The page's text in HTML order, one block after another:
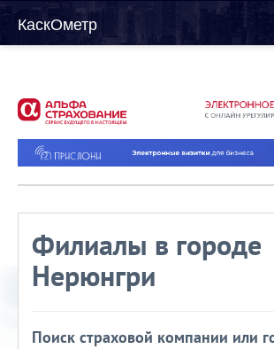
КаскОметр
Филиалы в городе
Нерюнгри
Поиск страховой компании или